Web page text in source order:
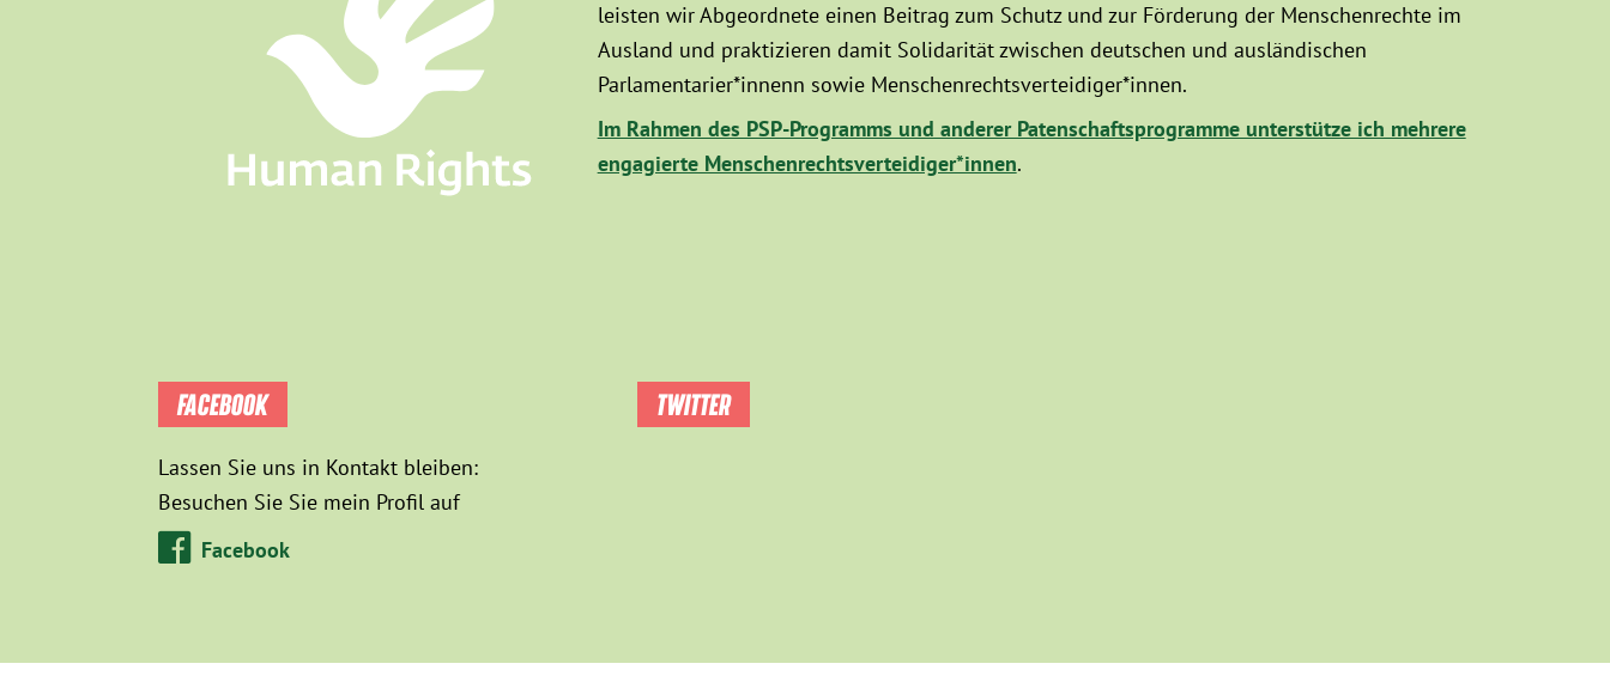
leisten wir Abgeordnete einen Beitrag zum Schutz und zur Förderung der Menschenrechte im
Ausland und praktizieren damit Solidarität zwischen deutschen und ausländischen
Parlamentarier*innenn sowie Menschenrechtsverteidiger*innen.
Im Rahmen des PSP-Programms und anderer Patenschaftsprogramme unterstütze ich mehrere
engagierte Menschenrechtsverteidiger*innen.
FACEBOOK
Lassen Sie uns in Kontakt bleiben:
Besuchen Sie Sie mein Profil auf
Facebook
TWITTER